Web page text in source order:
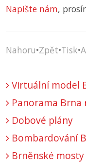
Napište nám,
Nahoru•Zpět•Tisk•
Virtuální model
Panorama Brna
Dobové plány
Bombardování
Brněnské mosty